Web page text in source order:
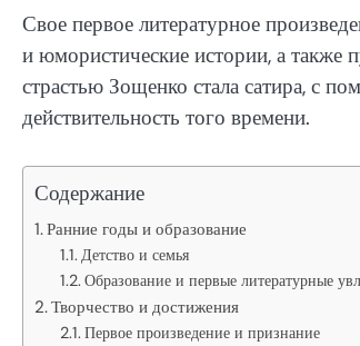
Свое первое литературное
и юмористические истории, а также
страстью Зощенко стала сатира, с
действительность того времени.
Содержание
Ранние годы и образование
Детство и семья
Образование и первые литературные
Творчество и достижения
Первое произведение и признание